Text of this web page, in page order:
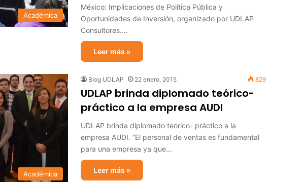
Académica
México: Implicaciones de Política Pública y
Oportunidades de Inversión, organizado por UDLAP
Consultores.…
Leer más »
Académica
Blog UDLAP 22 enero, 2015 829
UDLAP brinda diplomado teórico-
práctico a la empresa AUDI
UDLAP brinda diplomado teórico- práctico a la
empresa AUDI. “El personal de ventas es fundamental
para una empresa ya que…
Leer más »